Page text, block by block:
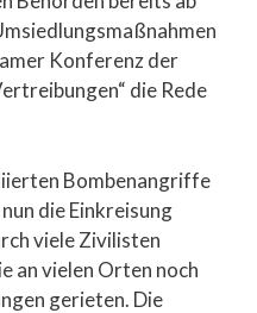
Konferenz der
die Rede
Bombenangriffe
die Einkreisung
viele Zivilisten
an vielen Orten noch
gerieten. Die